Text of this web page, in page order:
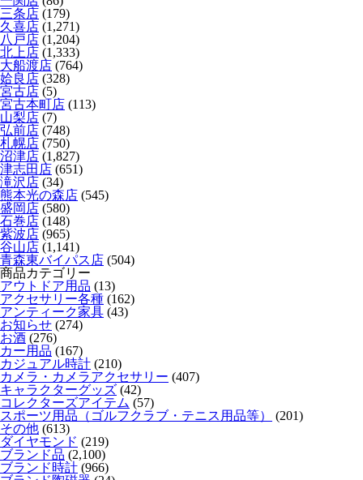
三条店 (179)
久喜店 (1,271)
八戸店 (1,204)
北上店 (1,333)
大船渡店 (764)
姶良店 (328)
宮古店 (5)
宮古本町店 (113)
山梨店 (7)
弘前店 (748)
札幌店 (750)
沼津店 (1,827)
津志田店 (651)
滝沢店 (34)
熊本光の森店 (545)
盛岡店 (580)
石巻店 (148)
紫波店 (965)
谷山店 (1,141)
青森東バイパス店 (504)
商品カテゴリー
アウトドア用品 (13)
アクセサリー各種 (162)
アンティーク家具 (43)
お知らせ (274)
お酒 (276)
カー用品 (167)
カジュアル時計 (210)
カメラ・カメラアクセサリー (407)
キャラクターグッズ (42)
コレクターズアイテム (57)
スポーツ用品（ゴルフクラブ・テニス用品等）
(201)
その他 (613)
ダイヤモンド (219)
ブランド品 (2,100)
ブランド時計 (966)